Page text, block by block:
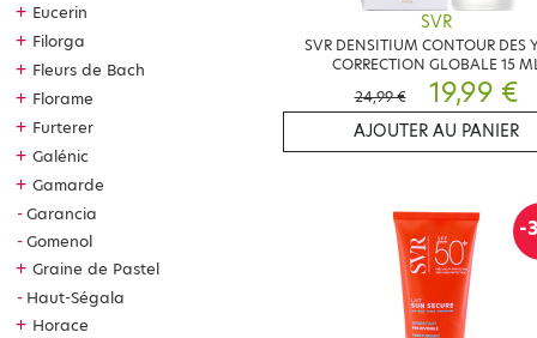
+ Eucerin
+ Filorga
+ Fleurs de Bach
+ Florame
+ Furterer
+ Galénic
+ Gamarde
Garancia
Gomenol
+ Graine de Pastel
Haut-Ségala
+ Horace
La
SVR
SVR DENSITIUM CONTOUR DES
CORRECTION GLOBALE 15
24,99 €
19,99 €
AJOUTER AU PANIER
-